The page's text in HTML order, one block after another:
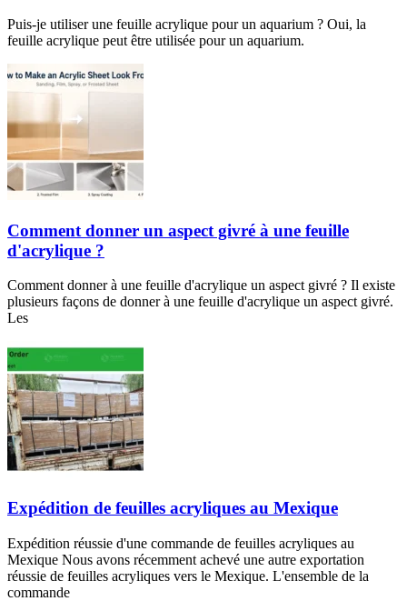
Puis-je utiliser une feuille acrylique pour un aquarium ? Oui, la
feuille acrylique peut être utilisée pour un aquarium.
Comment donner un aspect givré à une feuille
d'acrylique ?
Comment donner à une feuille d'acrylique un aspect givré ? Il existe
plusieurs façons de donner à une feuille d'acrylique un aspect givré.
Les
Expédition de feuilles acryliques au Mexique
Expédition réussie d'une commande de feuilles acryliques au
Mexique Nous avons récemment achevé une autre exportation
réussie de feuilles acryliques vers le Mexique. L'ensemble de la
commande